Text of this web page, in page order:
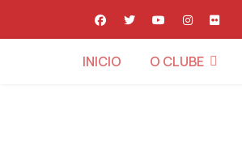
INICIO O CLUBE